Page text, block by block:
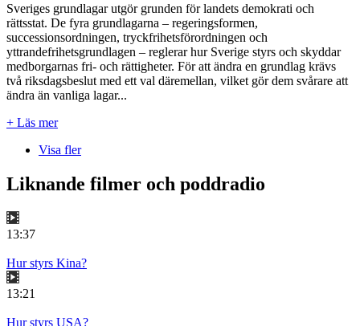
Sveriges grundlagar utgör grunden för landets demokrati och
rättsstat. De fyra grundlagarna – regeringsformen,
successionsordningen, tryckfrihetsförordningen och
yttrandefrihetsgrundlagen – reglerar hur Sverige styrs och skyddar
medborgarnas fri- och rättigheter. För att ändra en grundlag krävs
två riksdagsbeslut med ett val däremellan, vilket gör dem svårare att
ändra än vanliga lagar...
+ Läs mer
Visa fler
Liknande filmer och poddradio
13:37
Hur styrs Kina?
13:21
Hur styrs USA?